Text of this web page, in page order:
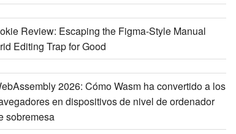
Review: Escaping the Figma-Style Manual
Editing Trap for Good
2026: Cómo Wasm ha convertido a los
en dispositivos de nivel de ordenador
sobremesa